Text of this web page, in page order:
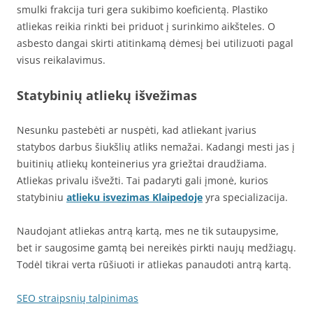
smulki frakcija turi gera sukibimo koeficientą. Plastiko
atliekas reikia rinkti bei priduot į surinkimo aikšteles. O
asbesto dangai skirti atitinkamą dėmesį bei utilizuoti pagal
visus reikalavimus.
Statybinių atliekų išvežimas
Nesunku pastebėti ar nuspėti, kad atliekant įvarius
statybos darbus šiukšlių atliks nemažai. Kadangi mesti jas į
buitinių atliekų konteinerius yra griežtai draudžiama.
Atliekas privalu išvežti. Tai padaryti gali įmonė, kurios
statybiniu atlieku isvezimas Klaipedoje yra specializacija.
Naudojant atliekas antrą kartą, mes ne tik sutaupysime,
bet ir saugosime gamtą bei nereikės pirkti naujų medžiagų.
Todėl tikrai verta rūšiuoti ir atliekas panaudoti antrą kartą.
SEO straipsnių talpinimas